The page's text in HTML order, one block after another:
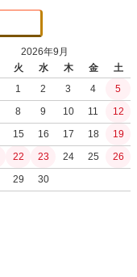
2026年9月
火 水 木 金
土
1
2 3 4
5
8 9 10 11
12
15 16 17 18
19
22 23 24 25
26
29 30